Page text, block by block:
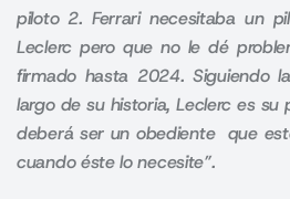
piloto 2. Ferrari necesitaba un
Leclerc pero que no le dé
firmado hasta 2024.Siguiendo
largo de su historia, Leclerc es su
deberá ser un obediente que
cuando éste lo necesite”.